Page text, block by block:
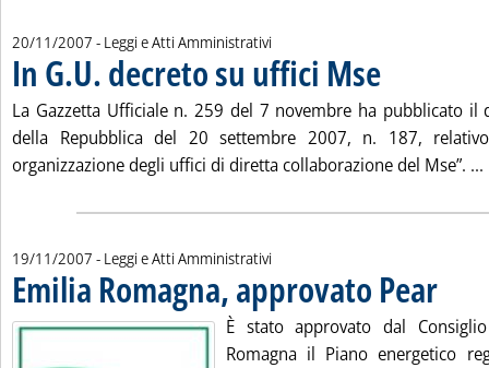
20/11/2007 - Leggi e Atti Amministrativi
In G.U. decreto su uffici Mse
La Gazzetta Ufficiale n. 259 del 7 novembre ha pubblicato il
della Repubblica del 20 settembre 2007, n. 187,
organizzazione degli uffici di diretta collaborazione del Mse”. ...
19/11/2007 - Leggi e Atti Amministrativi
Emilia Romagna, approvato Pear.
È stato approvato dal
Romagna il Piano energetico